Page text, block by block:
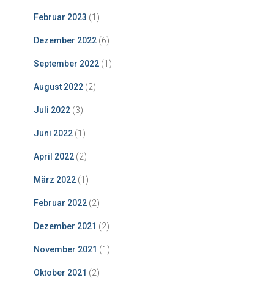
Februar 2023 (1)
Dezember 2022 (6)
September 2022 (1)
August 2022 (2)
Juli 2022 (3)
Juni 2022 (1)
April 2022 (2)
März 2022 (1)
Februar 2022 (2)
Dezember 2021 (2)
November 2021 (1)
Oktober 2021 (2)